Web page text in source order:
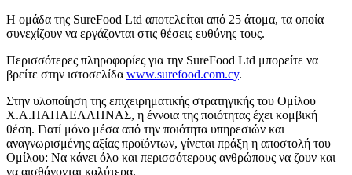
Η ομάδα της SureFood Ltd αποτελείται από 25 άτομα, τα οποία
συνεχίζουν να εργάζονται στις θέσεις ευθύνης τους.
Περισσότερες πληροφορίες για την SureFood Ltd μπορείτε να
βρείτε στην ιστοσελίδα www.surefood.com.cy.
Στην υλοποίηση της επιχειρηματικής στρατηγικής του Ομίλου
Χ.Α.ΠΑΠΑΕΛΛΗΝΑΣ, η έννοια της ποιότητας έχει κομβική
θέση. Γιατί μόνο μέσα από την ποιότητα υπηρεσιών και
αναγνωρισμένης αξίας προϊόντων, γίνεται πράξη η αποστολή του
Ομίλου: Να κάνει όλο και περισσότερους ανθρώπους να ζουν και
να αισθάνονται καλύτερα.